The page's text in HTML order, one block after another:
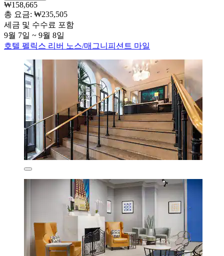
₩158,665
총 요금: ₩235,505
세금 및 수수료 포함
9월 7일 ~ 9월 8일
호텔 펠릭스 리버 노스/매그니피션트 마일